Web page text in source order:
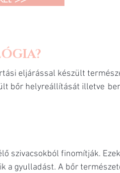
eljárással készült
bőr helyreállítását illetve
szivacsokból finomítják.
a gyulladást. A bőr